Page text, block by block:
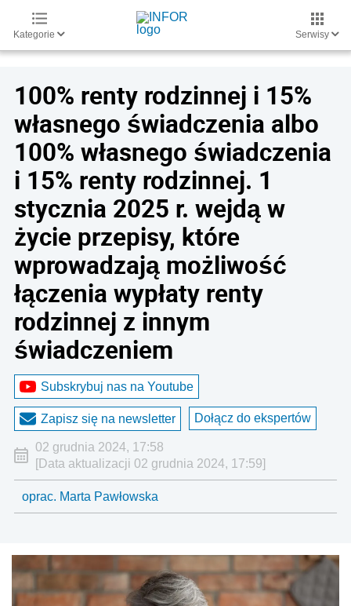
Kategorie Serwisy
100% renty rodzinnej i 15%
własnego świadczenia albo
100% własnego świadczenia
i 15% renty rodzinnej. 1
stycznia 2025 r. wejdą w
życie przepisy, które
wprowadzają możliwość
łączenia wypłaty renty
rodzinnej z innym
świadczeniem
Subskrybuj nas na Youtube
Zapisz się na newsletter Dołącz do ekspertów
02 grudnia 2024, 17:58
[Data aktualizacji 02 grudnia 2024, 17:59]
oprac. Marta Pawłowska